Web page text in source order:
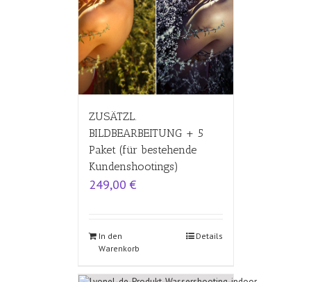
ZUSÄTZL.
BILDBEARBEITUNG + 5
Paket (für bestehende
Kundenshootings)
249,00 €
In den
Warenkorb
Details